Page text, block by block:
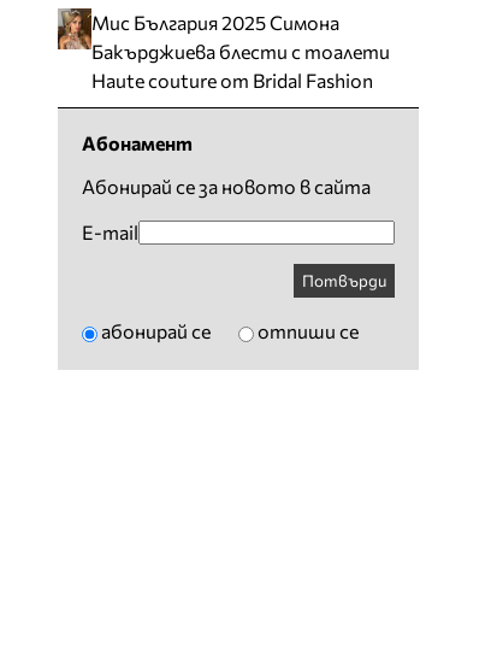
Мис България 2025 Симона
Бакърджиева блести с тоалети
Haute couture от Bridal Fashion
Абонамент
Абонирай се за новото в сайта
E-mail
Потвърди
абонирай се отпиши се